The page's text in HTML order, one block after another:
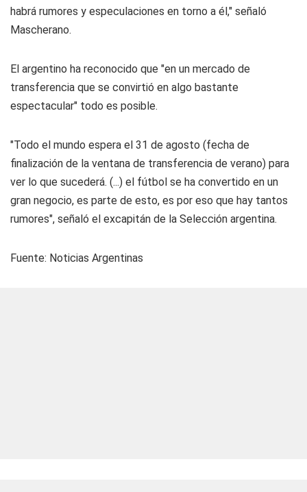
habrá rumores y especulaciones en torno a él," señaló
Mascherano.
El argentino ha reconocido que "en un mercado de
transferencia que se convirtió en algo bastante
espectacular" todo es posible.
"Todo el mundo espera el 31 de agosto (fecha de
finalización de la ventana de transferencia de verano) para
ver lo que sucederá. (...) el fútbol se ha convertido en un
gran negocio, es parte de esto, es por eso que hay tantos
rumores", señaló el excapitán de la Selección argentina.
Fuente: Noticias Argentinas